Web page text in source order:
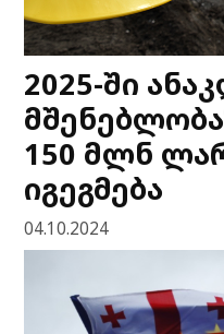
2025-ში
150 მლნ
იგეგმება
04.10.2024